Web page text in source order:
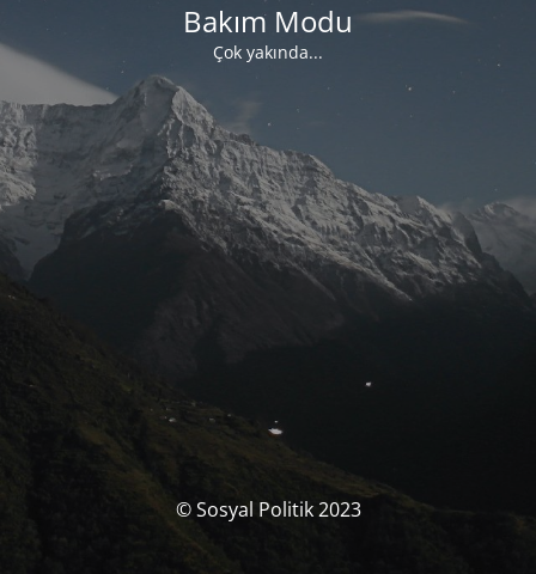
Bakım Modu
Çok yakında...
© Sosyal Politik 2023